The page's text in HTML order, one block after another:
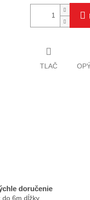
TLAČ
doručenie
do 6m dĺžky